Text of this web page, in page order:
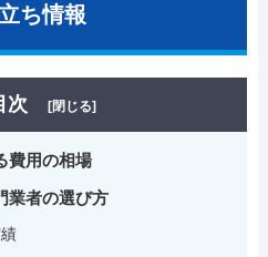
ち情報
次 [閉じる]
費用の相場
業者の選び方